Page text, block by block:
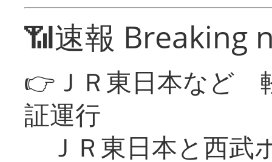
📶速報 Breaking
👉ＪＲ東日本など
証運行
ＪＲ東日本と西武